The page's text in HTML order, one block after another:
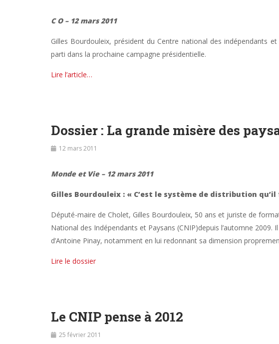
C O – 12 mars 2011
Gilles Bourdouleix, président du Centre national des indépendants
parti dans la prochaine campagne présidentielle.
Lire l’article…
Dossier : La grande misère des
12 mars 2011
Monde et Vie – 12 mars 2011
Gilles Bourdouleix : « C’est le système de distribution
Député-maire de Cholet, Gilles Bourdouleix, 50 ans et juriste de
National des Indépendants et Paysans (CNIP)depuis l’automne
d’Antoine Pinay, notamment en lui redonnant sa dimension
Lire le dossier
Le CNIP pense à 2012
25 février 2011